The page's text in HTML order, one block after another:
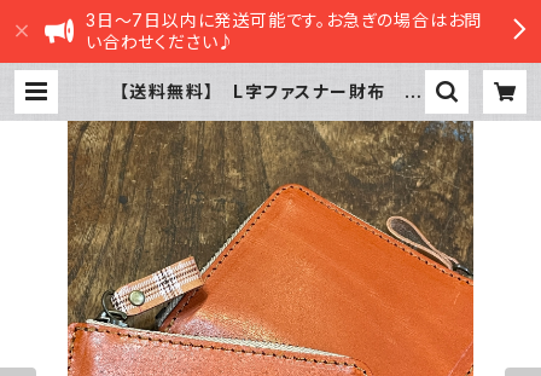
3日～7日以内に発送可能です。お急ぎの場合はお問
い合わせください♪
【送料無料】 L字ファスナー財布 レ
マル RedBrown 財布 こざくら
いんこ 栃木レザー | sasatte ST
ORE|ささってストア